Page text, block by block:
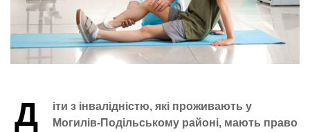
Д
іти з інвалідністю, які проживають у
Могилів-Подільському районі, мають право